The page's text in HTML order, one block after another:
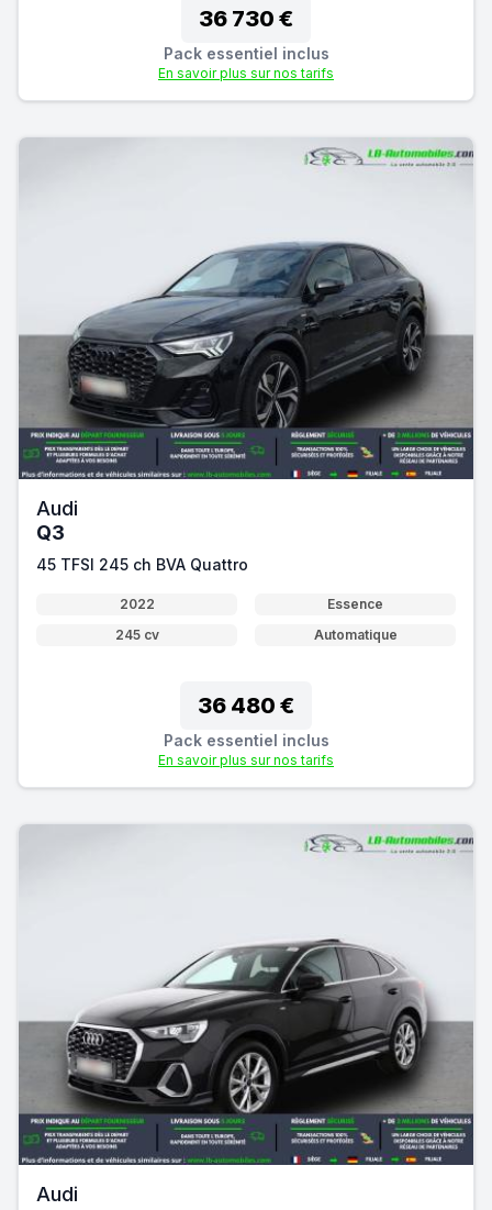
36 730 €
Pack essentiel inclus
En savoir plus sur nos tarifs
Audi
Q3
45 TFSI 245 ch BVA Quattro
2022
Essence
245 cv
Automatique
36 480 €
Pack essentiel inclus
En savoir plus sur nos tarifs
Audi